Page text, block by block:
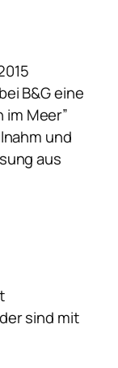
B&G eine
im Meer”
und
aus
sind mit